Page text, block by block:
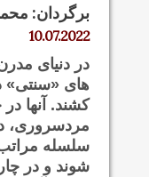
برگردان:
10.07.2022
در دنیای
های
کشند. آنها
مردسروری،
سلسله
شوند و در